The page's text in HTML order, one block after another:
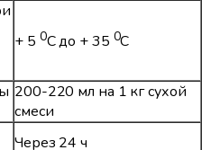
+ 5 0С до + 35 0С
200-220 мл на 1 кг сухой
смеси
Через 24 ч